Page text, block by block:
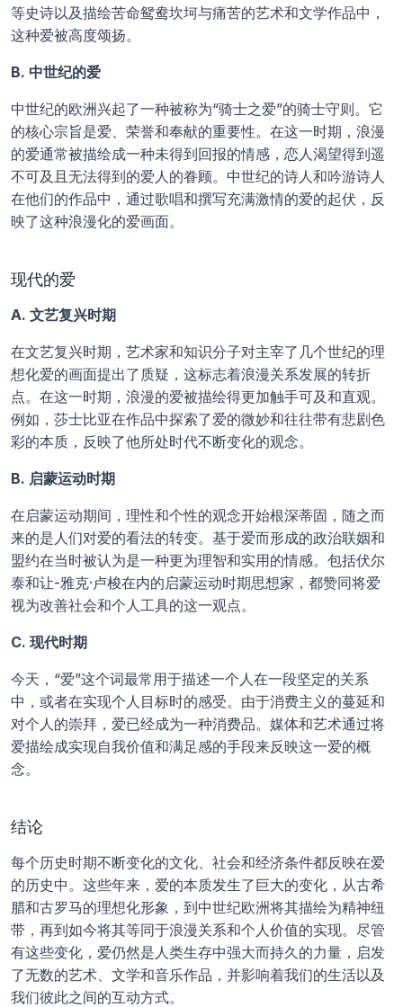
等史诗以及描绘苦命鸳鸯坎坷与痛苦的艺术和文学作品中，
这种爱被高度颂扬。
B. 中世纪的爱
中世纪的欧洲兴起了一种被称为“骑士之爱”的骑士守则。它
的核心宗旨是爱、荣誉和奉献的重要性。在这一时期，浪漫
的爱通常被描绘成一种未得到回报的情感，恋人渴望得到遥
不可及且无法得到的爱人的眷顾。中世纪的诗人和吟游诗人
在他们的作品中，通过歌唱和撰写充满激情的爱的起伏，反
映了这种浪漫化的爱画面。
现代的爱
A. 文艺复兴时期
在文艺复兴时期，艺术家和知识分子对主宰了几个世纪的理
想化爱的画面提出了质疑，这标志着浪漫关系发展的转折
点。在这一时期，浪漫的爱被描绘得更加触手可及和直观。
例如，莎士比亚在作品中探索了爱的微妙和往往带有悲剧色
彩的本质，反映了他所处时代不断变化的观念。
B. 启蒙运动时期
在启蒙运动期间，理性和个性的观念开始根深蒂固，随之而
来的是人们对爱的看法的转变。基于爱而形成的政治联姻和
盟约在当时被认为是一种更为理智和实用的情感。包括伏尔
泰和让-雅克·卢梭在内的启蒙运动时期思想家，都赞同将爱
视为改善社会和个人工具的这一观点。
C. 现代时期
今天，“爱”这个词最常用于描述一个人在一段坚定的关系
中，或者在实现个人目标时的感受。由于消费主义的蔓延和
对个人的崇拜，爱已经成为一种消费品。媒体和艺术通过将
爱描绘成实现自我价值和满足感的手段来反映这一爱的概
念。
结论
每个历史时期不断变化的文化、社会和经济条件都反映在爱
的历史中。这些年来，爱的本质发生了巨大的变化，从古希
腊和古罗马的理想化形象，到中世纪欧洲将其描绘为精神纽
带，再到如今将其等同于浪漫关系和个人价值的实现。尽管
有这些变化，爱仍然是人类生存中强大而持久的力量，启发
了无数的艺术、文学和音乐作品，并影响着我们的生活以及
我们彼此之间的互动方式。